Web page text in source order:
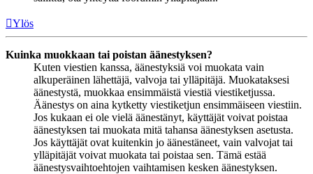
Ylös
Kuinka muokkaan tai poistan äänestyksen?
Kuten viestien kanssa, äänestyksiä voi muokata vain
alkuperäinen lähettäjä, valvoja tai ylläpitäjä. Muokataksesi
äänestystä, muokkaa ensimmäistä viestiä viestiketjussa.
Äänestys on aina kytketty viestiketjun ensimmäiseen viestiin.
Jos kukaan ei ole vielä äänestänyt, käyttäjät voivat poistaa
äänestyksen tai muokata mitä tahansa äänestyksen asetusta.
Jos käyttäjät ovat kuitenkin jo äänestäneet, vain valvojat tai
ylläpitäjät voivat muokata tai poistaa sen. Tämä estää
äänestysvaihtoehtojen vaihtamisen kesken äänestyksen.